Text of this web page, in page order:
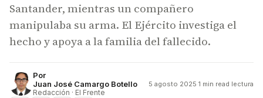
Santander, mientras un compañero
manipulaba su arma. El Ejército investiga el
hecho y apoya a la familia del fallecido.
Por
Juan José Camargo Botello
Redacción · El Frente
5 agosto 2025·1 min read lectura